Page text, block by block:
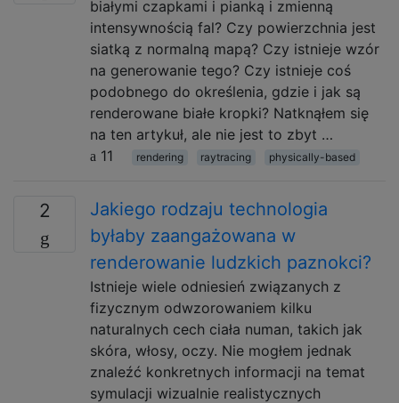
białymi czapkami i pianką i zmienną
intensywnością fal? Czy powierzchnia jest
siatką z normalną mapą? Czy istnieje wzór
na generowanie tego? Czy istnieje coś
podobnego do określenia, gdzie i jak są
renderowane białe kropki? Natknąłem się
na ten artykuł, ale nie jest to zbyt …
11
rendering raytracing physically-based
2
Jakiego rodzaju technologia
byłaby zaangażowana w
renderowanie ludzkich paznokci?
Istnieje wiele odniesień związanych z
fizycznym odwzorowaniem kilku
naturalnych cech ciała numan, takich jak
skóra, włosy, oczy. Nie mogłem jednak
znaleźć konkretnych informacji na temat
symulacji wizualnie realistycznych